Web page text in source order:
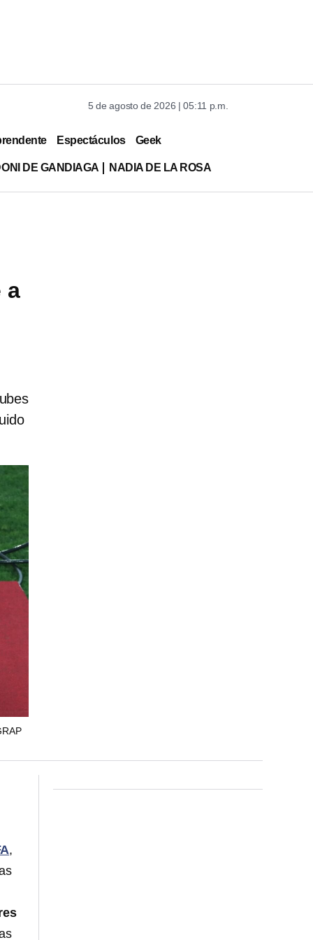
5 de agosto de 2026 | 05:11 p.m.
Espectáculos Geek
DE GANDIAGA NADIA DE LA ROSA
a
,